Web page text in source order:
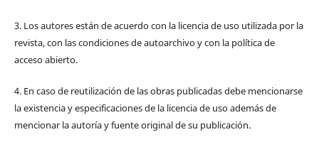
3. Los autores están de acuerdo con la licencia de uso utilizada por la
revista, con las condiciones de autoarchivo y con la política de
acceso abierto.
4. En caso de reutilización de las obras publicadas debe mencionarse
la existencia y especificaciones de la licencia de uso además de
mencionar la autoría y fuente original de su publicación.